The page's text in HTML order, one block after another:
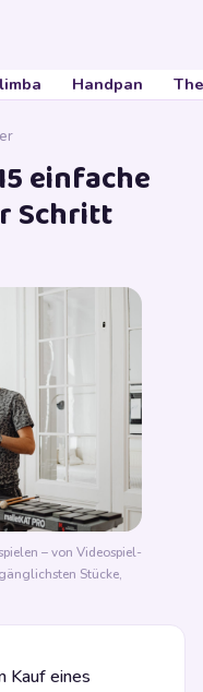
Handpan
einfache
Schritt
– von Videospiel-
Stücke,
Kauf eines